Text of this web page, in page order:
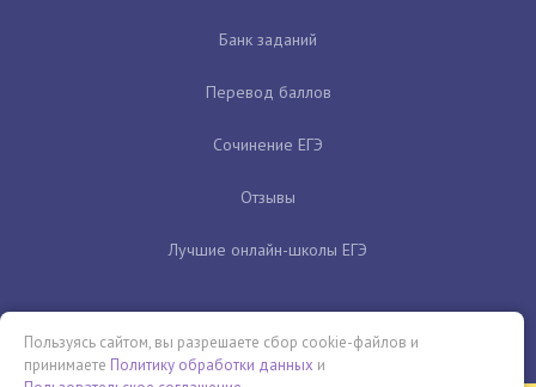
Банк заданий
Перевод баллов
Сочинение ЕГЭ
Отзывы
Лучшие онлайн-школы ЕГЭ
Пользуясь сайтом, вы разрешаете сбор cookie-файлов и
принимаете Политику обработки данных и